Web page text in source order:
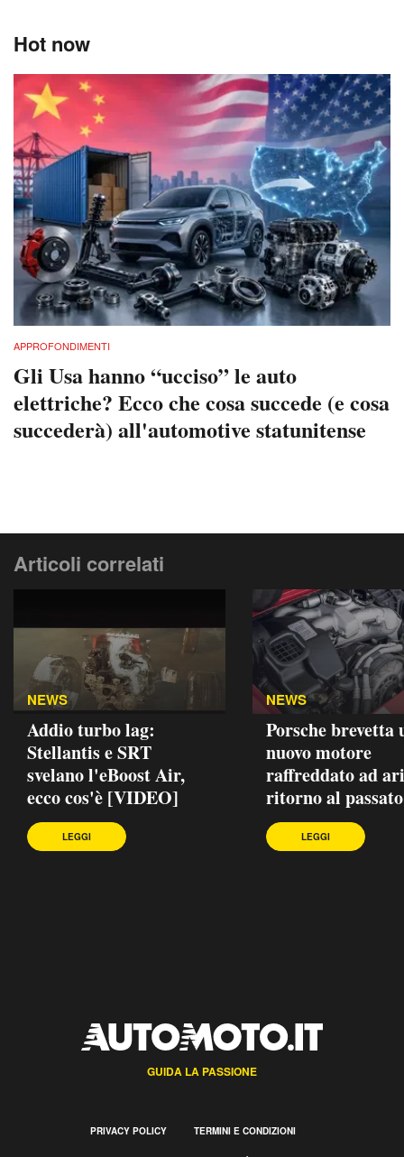
Hot now
APPROFONDIMENTI
Gli Usa hanno “ucciso” le auto
elettriche? Ecco che cosa succede (e cosa
succederà) all'automotive statunitense
Articoli correlati
NEWS
Addio turbo lag:
Stellantis e SRT
svelano l'eBoost Air,
ecco cos'è [VIDEO]
LEGGI
NEWS
Porsche brevetta
nuovo motore
raffreddato ad
ritorno al
LEGGI
GUIDA LA PASSIONE
PRIVACY POLICY TERMINI E CONDIZIONI